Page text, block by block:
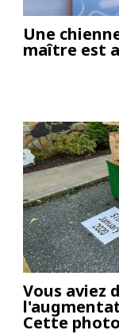
Une
maître est
Vous aviez
Cette